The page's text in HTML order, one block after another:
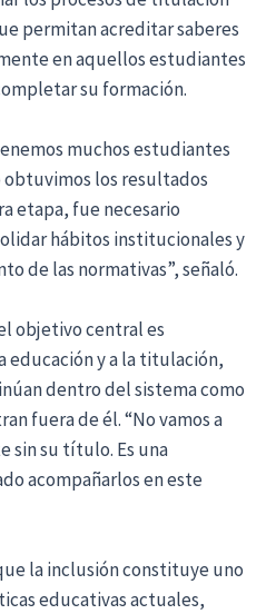
permitan acreditar saberes
en aquellos estudiantes
su formación.
muchos estudiantes
obtuvimos los resultados
etapa, fue necesario
hábitos institucionales y
de las normativas”, señaló.
objetivo central es
educación y a la titulación,
dentro del sistema como
fuera de él. “No vamos a
sin su título. Es una
acompañarlos en este
la inclusión constituye uno
educativas actuales,